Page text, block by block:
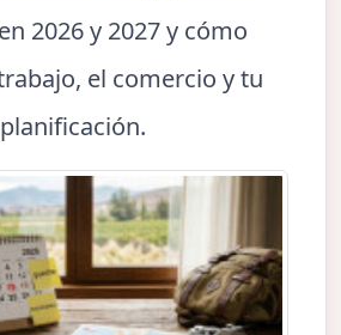
2026 y 2027 y cómo
el comercio y tu
planificación.